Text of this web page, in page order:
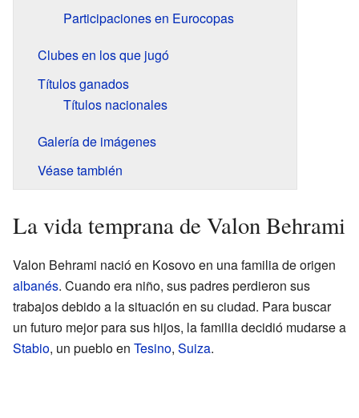
Participaciones en Eurocopas
Clubes en los que jugó
Títulos ganados
Títulos nacionales
Galería de imágenes
Véase también
La vida temprana de Valon Behrami
Valon Behrami nació en Kosovo en una familia de origen
albanés. Cuando era niño, sus padres perdieron sus
trabajos debido a la situación en su ciudad. Para buscar
un futuro mejor para sus hijos, la familia decidió mudarse a
Stabio, un pueblo en Tesino, Suiza.